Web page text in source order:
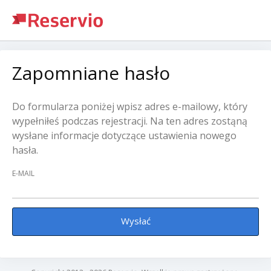
Zapomniane hasło
Do formularza poniżej wpisz adres e-mailowy, który
wypełniłeś podczas rejestracji. Na ten adres zostąną
wysłane informacje dotyczące ustawienia nowego
hasła.
E-MAIL
Wysłać